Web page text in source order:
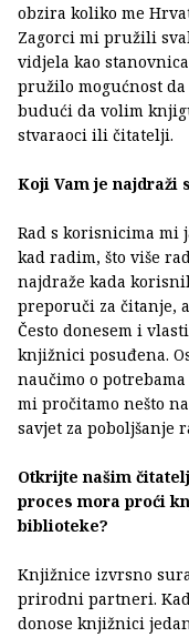
obzira koliko me
Zagorci mi pružili
vidjela kao
pružilo mogućnost
budući da volim
stvaraoci ili čitatelji.
Koji Vam je najdraži
Rad s korisnicima mi
kad radim, što više
najdraže kada
preporuči za čitanje,
Često donesem i
knjižnici posuđena.
naučimo o
mi pročitamo nešto
savjet za poboljšanje
Otkrijte našim
proces mora proći
biblioteke?
Knjižnice izvrsno
prirodni partneri.
donose knjižnici